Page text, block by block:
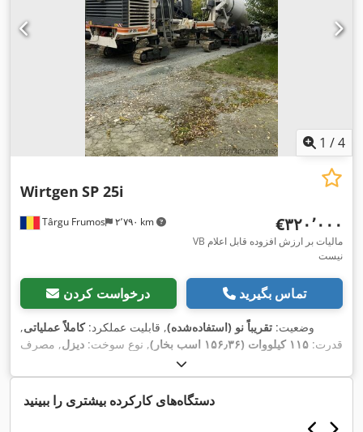
1 /4
Târgu Frumos ۲٬۷۹۰ km
Wirtgen SP 25i
‎€۳۲۰٬۰۰۰
VB مالیات بر ارزش افزوده قابل اعلام
نیست
درخواست کردن تماس بگیرید
وضعیت: تقریباً نو (استفاده‌شده), قابلیت عملکرد:کاملاً عملیاتی,
قدرت: ۱۱۵ کیلووات (۱۵۶٫۳۶ اسب بخار) , نوع سوخت: دیزل, مصرف
رنگ:سفید, وزن کل:۱۳٬۶۰۰ کیلوگرم , سیستم تعلیق:هیدرولیک,
سال ساخت:۲۰۲۳, ساعت کارکرد: ۹۸۰ h
برد, چهار چرخ محرک ,
دستگاه‌های کارکرده بیشتری را ببینید